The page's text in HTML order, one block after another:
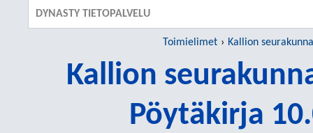
DYNASTY TIETOPALVELU
Toimielimet Kallion
Kallion
Pöytäkirja